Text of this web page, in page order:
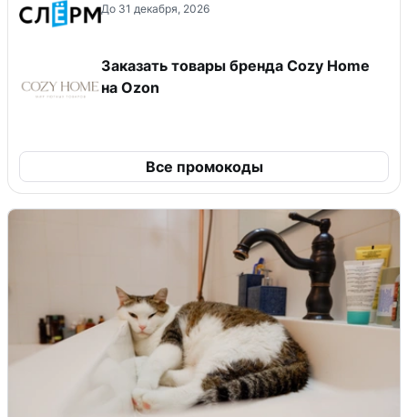
До 31 декабря, 2026
Заказать товары бренда Cozy Home
на Ozon
Все промокоды